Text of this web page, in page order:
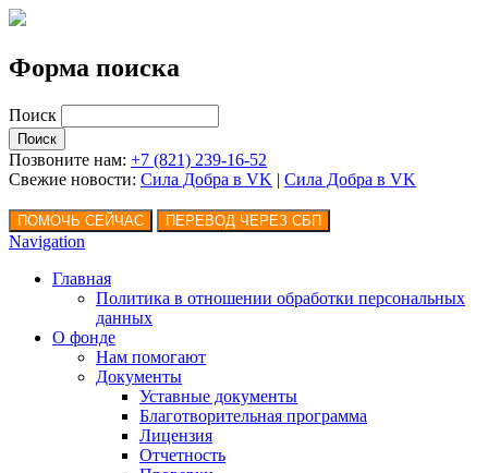
Форма поиска
Поиск
Позвоните нам: +7 (821) 239-16-52
Свежие новости: Сила Добра в VK | Сила Добра в VK
Navigation
Главная
Политика в отношении обработки персональных
данных
О фонде
Нам помогают
Документы
Уставные документы
Благотворительная программа
Лицензия
Отчетность